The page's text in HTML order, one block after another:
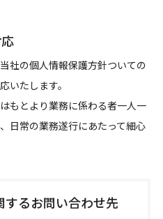
社の個人情報保護方針ついての
いたします。
もとより業務に係わる者一人一
日常の業務遂行にあたって細心
るお問い合わせ先